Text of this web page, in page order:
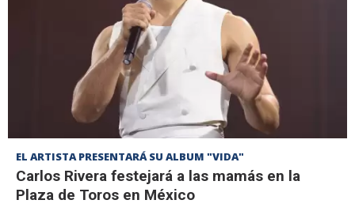
EL ARTISTA PRESENTARÁ SU ALBUM "VIDA"
Carlos Rivera festejará a las mamás en la
Plaza de Toros en México